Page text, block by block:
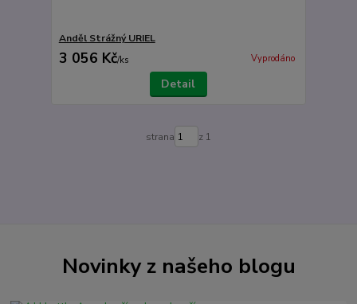
Anděl Strážný URIEL
3 056 Kč/ks Vyprodáno
Detail
strana z 1
Novinky z našeho blogu